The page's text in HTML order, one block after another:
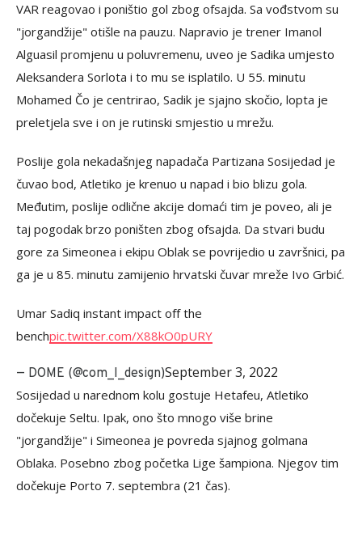
VAR reagovao i poništio gol zbog ofsajda. Sa vođstvom su
"jorgandžije" otišle na pauzu. Napravio je trener Imanol
Alguasil promjenu u poluvremenu, uveo je Sadika umjesto
Aleksandera Sorlota i to mu se isplatilo. U 55. minutu
Mohamed Čo je centrirao, Sadik je sjajno skočio, lopta je
preletjela sve i on je rutinski smjestio u mrežu.
Poslije gola nekadašnjeg napadača Partizana Sosijedad je
čuvao bod, Atletiko je krenuo u napad i bio blizu gola.
Međutim, poslije odlične akcije domaći tim je poveo, ali je
taj pogodak brzo poništen zbog ofsajda. Da stvari budu
gore za Simeonea i ekipu Oblak se povrijedio u završnici, pa
ga je u 85. minutu zamijenio hrvatski čuvar mreže Ivo Grbić.
Umar Sadiq instant impact off the
benchpic.twitter.com/X88kO0pURY
— DOME (@com_I_design)September 3, 2022
Sosijedad u narednom kolu gostuje Hetafeu, Atletiko
dočekuje Seltu. Ipak, ono što mnogo više brine
"jorgandžije" i Simeonea je povreda sjajnog golmana
Oblaka. Posebno zbog početka Lige šampiona. Njegov tim
dočekuje Porto 7. septembra (21 čas).